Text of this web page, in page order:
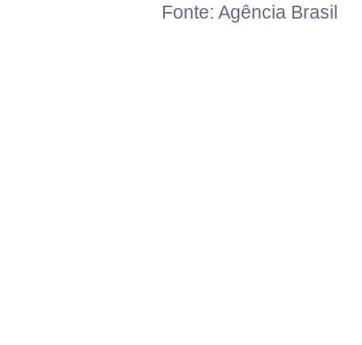
Fonte: Agência Brasil